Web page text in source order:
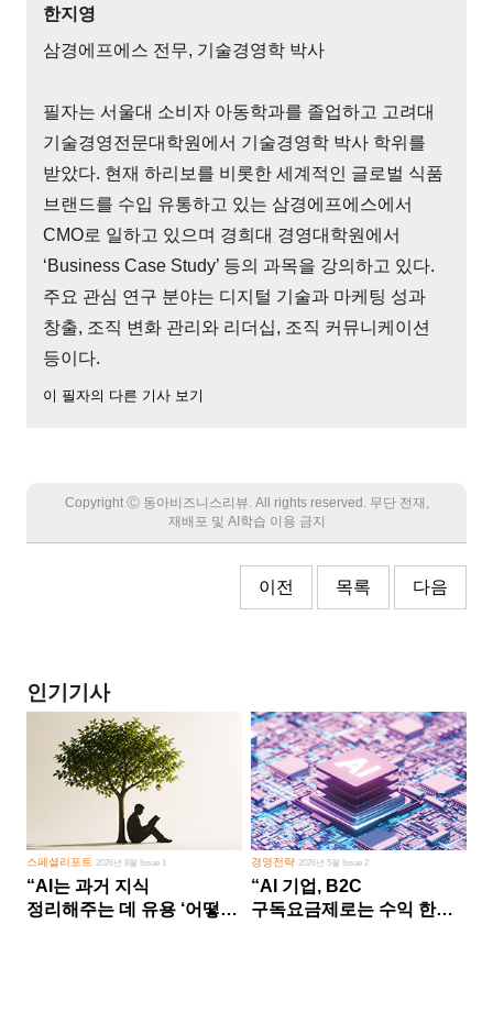
한지영
삼경에프에스 전무, 기술경영학 박사
필자는 서울대 소비자 아동학과를 졸업하고 고려대
기술경영전문대학원에서 기술경영학 박사 학위를
받았다. 현재 하리보를 비롯한 세계적인 글로벌 식품
브랜드를 수입 유통하고 있는 삼경에프에스에서
CMO로 일하고 있으며 경희대 경영대학원에서
‘Business Case Study’ 등의 과목을 강의하고 있다.
주요 관심 연구 분야는 디지털 기술과 마케팅 성과
창출, 조직 변화 관리와 리더십, 조직 커뮤니케이션
등이다.
이 필자의 다른 기사 보기
Copyright Ⓒ 동아비즈니스리뷰. All rights reserved. 무단 전재,
재배포 및 AI학습 이용 금지
이전 목록 다음
인기기사
스페셜리포트 2026년 8월 Issue 1
“AI는 과거 지식
정리해주는 데 유용 ‘어떻게
경영전략 2026년 5월 Issue 2
“AI 기업, B2C
구독요금제로는 수익 한계